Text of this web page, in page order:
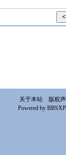
关于本站
版权
Powered by